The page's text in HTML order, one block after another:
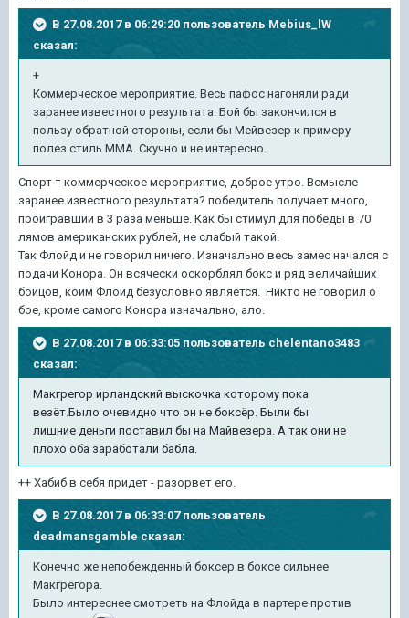
В 27.08.2017 в 06:29:20 пользователь Mebius_lW
сказал:
+
Коммерческое мероприятие. Весь пафос нагоняли ради
заранее известного результата. Бой бы закончился в
пользу обратной стороны, если бы Мейвезер к примеру
полез стиль ММА. Скучно и не интересно.
Спорт = коммерческое мероприятие, доброе утро. Всмысле
заранее известного результата? победитель получает много,
проигравший в 3 раза меньше. Как бы стимул для победы в 70
лямов американских рублей, не слабый такой.
Так Флойд и не говорил ничего. Изначально весь замес начался с
подачи Конора. Он всячески оскорблял бокс и ряд величайших
бойцов, коим Флойд безусловно является. Никто не говорил о
бое, кроме самого Конора изначально, ало.
В 27.08.2017 в 06:33:05 пользователь chelentano3483
сказал:
Макгрегор ирландский выскочка которому пока
везёт.Было очевидно что он не боксёр. Были бы
лишние деньги поставил бы на Майвезера. А так они не
плохо оба заработали бабла.
++ Хабиб в себя придет - разорвет его.
В 27.08.2017 в 06:33:07 пользователь
deadmansgambleсказал:
Конечно же непобежденный боксер в боксе сильнее
Макгрегора.
Было интереснее смотреть на Флойда в партере против